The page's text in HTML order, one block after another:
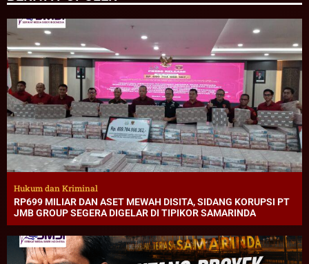
Hukum dan Kriminal
RP699 MILIAR DAN ASET MEWAH DISITA, SIDANG KORUPSI PT
JMB GROUP SEGERA DIGELAR DI TIPIKOR SAMARINDA